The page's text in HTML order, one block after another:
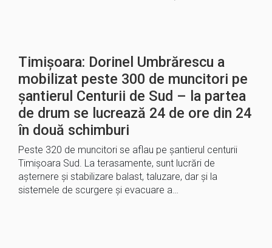
Timișoara: Dorinel Umbrărescu a
mobilizat peste 300 de muncitori pe
șantierul Centurii de Sud – la partea
de drum se lucrează 24 de ore din 24
în două schimburi
Peste 320 de muncitori se aflau pe șantierul centurii
Timișoara Sud. La terasamente, sunt lucrări de
așternere și stabilizare balast, taluzare, dar și la
sistemele de scurgere și evacuare a…